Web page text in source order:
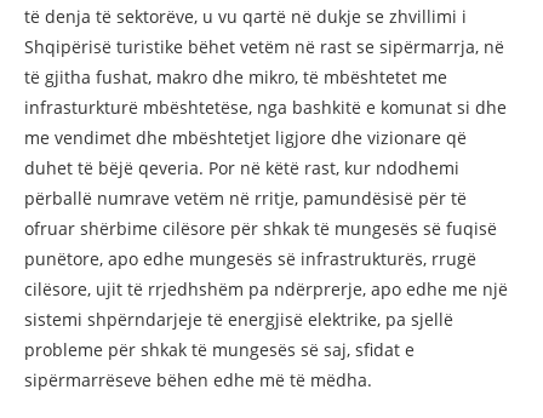
të denja të sektorëve, u vu qartë në dukje se zhvillimi i
Shqipërisë turistike bëhet vetëm në rast se sipërmarrja, në
të gjitha fushat, makro dhe mikro, të mbështetet me
infrasturkturë mbështetëse, nga bashkitë e komunat si dhe
me vendimet dhe mbështetjet ligjore dhe vizionare që
duhet të bëjë qeveria. Por në këtë rast, kur ndodhemi
përballë numrave vetëm në rritje, pamundësisë për të
ofruar shërbime cilësore për shkak të mungesës së fuqisë
punëtore, apo edhe mungesës së infrastrukturës, rrugë
cilësore, ujit të rrjedhshëm pa ndërprerje, apo edhe me një
sistemi shpërndarjeje të energjisë elektrike, pa sjellë
probleme për shkak të mungesës së saj, sfidat e
sipërmarrëseve bëhen edhe më të mëdha.